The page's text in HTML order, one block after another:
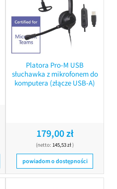
Platora Pro-M USB
słuchawka z mikrofonem do
komputera (złącze USB-A)
179,00 zł
(netto: 145,53 zł)
powiadom o dostępności